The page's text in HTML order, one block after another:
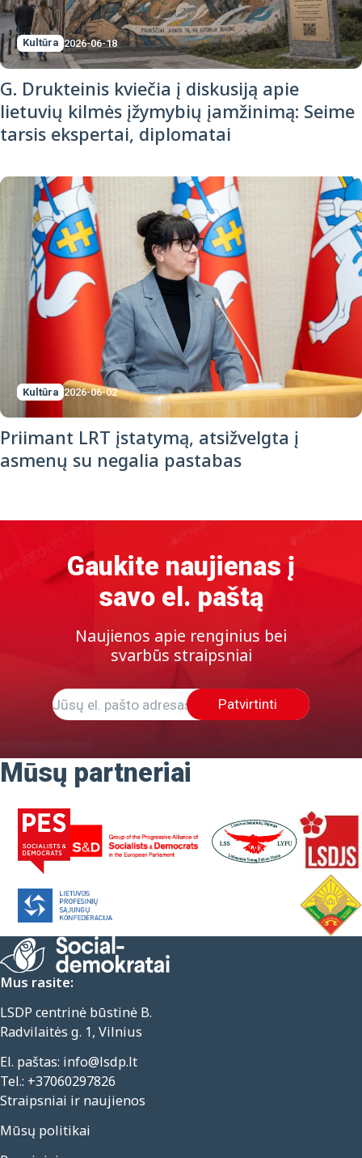
Kultūra 2026-06-18
G. Drukteinis kviečia į diskusiją apie
lietuvių kilmės įžymybių įamžinimą: Seime
tarsis ekspertai, diplomatai
Kultūra 2026-06-02
Priimant LRT įstatymą, atsižvelgta į
asmenų su negalia pastabas
Gaukite naujienas į
savo el. paštą
Naujienos apie renginius bei
svarbūs straipsniai
Patvirtinti
Mūsų partneriai
Mus rasite:
LSDP centrinė būstinė B.
Radvilaitės g. 1, Vilnius
El. paštas: info@lsdp.lt
Tel.: +37060297826
Straipsniai ir naujienos
Mūsų politikai